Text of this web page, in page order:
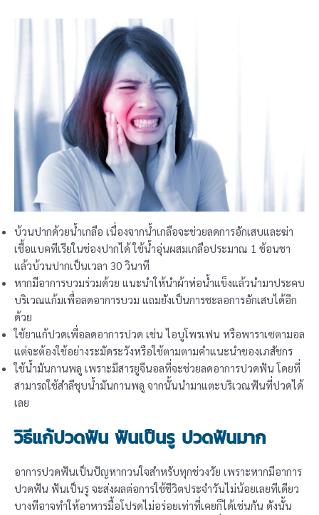
บ้วนปากด้วยน้ำเกลือ เนื่องจากน้ำเกลือจะช่วยลดการอักเสบและฆ่า
เชื้อแบคทีเรียในช่องปากได้ ใช้น้ำอุ่นผสมเกลือประมาณ 1 ช้อนชา
แล้วบ้วนปากเป็นเวลา 30 วินาที
หากมีอาการบวมร่วมด้วย แนะนำให้นำผ้าห่อน้ำแข็งแล้วนำมาประคบ
บริเวณแก้มเพื่อลดอาการบวม แถมยังเป็นการชะลอการอักเสบได้อีก
ด้วย
ใช้ยาแก้ปวดเพื่อลดอาการปวด เช่น ไอบูโพรเฟน หรือพาราเซตามอล
แต่จะต้องใช้อย่างระมัดระวังหรือใช้ตามตามคำแนะนำของเภสัชกร
ใช้น้ำมันกานพลู เพราะมีสารยูจีนอลที่จะช่วยลดอาการปวดฟัน โดยที่
สามารถใช้สำลีชุบน้ำมันกานพลู จากนั้นนำมาแตะบริเวณฟันที่ปวดได้
เลย
วิธีแก้ปวดฟัน ฟันเป็นรู ปวดฟันมาก
อาการปวดฟันเป็นปัญหากวนใจสำหรับทุกช่วงวัย เพราะหากมีอาการ
ปวดฟัน ฟันเป็นรู จะส่งผลต่อการใช้ชีวิตประจำวันไม่น้อยเลยทีเดียว
บางทีอาจทำให้อาหารมื้อโปรดไม่อร่อยเท่าที่เคยก็ได้เช่นกัน ดังนั้น